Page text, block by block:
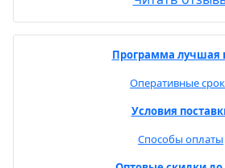
Программа лучшая
Оперативные
Условия
Способы оплаты